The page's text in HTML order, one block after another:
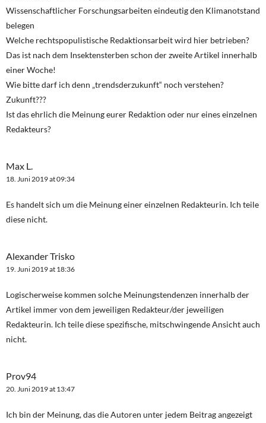
Wissenschaftlicher Forschungsarbeiten eindeutig den Klimanotstand
belegen
Welche rechtspopulistische Redaktionsarbeit wird hier betrieben?
Das ist nach dem Insektensterben schon der zweite Artikel innerhalb
einer Woche!
Wie bitte darf ich denn „trendsderzukunft“ noch verstehen?
Zukunft???
Ist das ehrlich die Meinung eurer Redaktion oder nur eines einzelnen
Redakteurs?
Max L.
18. Juni 2019 at 09:34
Es handelt sich um die Meinung einer einzelnen Redakteurin. Ich teile
diese nicht.
Alexander Trisko
19. Juni 2019 at 18:36
Logischerweise kommen solche Meinungstendenzen innerhalb der
Artikel immer von dem jeweiligen Redakteur/der jeweiligen
Redakteurin. Ich teile diese spezifische, mitschwingende Ansicht auch
nicht.
Prov94
20. Juni 2019 at 13:47
Ich bin der Meinung, das die Autoren unter jedem Beitrag angezeigt